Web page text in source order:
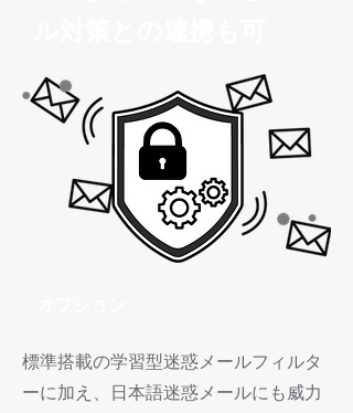
標準搭載の学習型迷惑メールフィルタ
ーに加え、日本語迷惑メールにも威力